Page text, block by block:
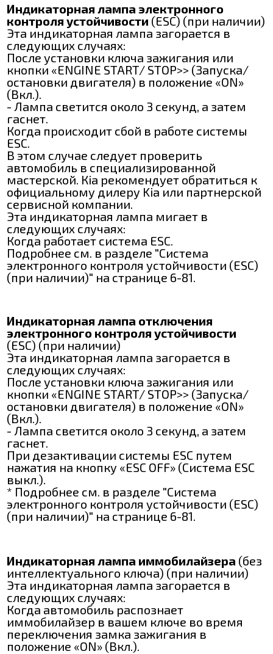
Индикаторная лампа электронного
контроля устойчивости (ESC) (при наличии)
Эта индикаторная лампа загорается в
следующих случаях:
После установки ключа зажигания или
кнопки «ENGINE START/ ЅТОР>> (Запуска/
остановки двигателя) в положение «ON»
(Вкл.).
- Лампа светится около 3 секунд, а затем
гаснет.
Когда происходит сбой в работе системы
ЕЅC.
В этом случае следует проверить
автомобиль в специализированной
мастерской. Кіа рекомендует обратиться к
официальному дилеру Kia или партнерской
сервисной компании.
Эта индикаторная лампа мигает в
следующих случаях:
Когда работает система ЕЅС.
Подробнее см. в разделе "Система
электронного контроля устойчивости (ЕЅС)
(при наличии)" на странице 6-81.
Индикаторная лампа отключения
электронного контроля устойчивости
(ЕЅС) (при наличии)
Эта индикаторная лампа загорается в
следующих случаях:
После установки ключа зажигания или
кнопки «ENGINE START/ ЅТОР>> (Запуска/
остановки двигателя) в положение «ON»
(Вкл.).
- Лампа светится около 3 секунд, а затем
гаснет.
При дезактивации системы ЕЅС путем
нажатия на кнопку «ESC OFF» (Система ЕЅС
выкл.).
* Подробнее см. в разделе "Система
электронного контроля устойчивости (ЕЅС)
(при наличии)" на странице 6-81.
Индикаторная лампа иммобилайзера (без
интеллектуального ключа) (при наличии)
Эта индикаторная лампа загорается в
следующих случаях:
Когда автомобиль распознает
иммобилайзер в вашем ключе во время
переключения замка зажигания в
положение «ON» (Вкл.).